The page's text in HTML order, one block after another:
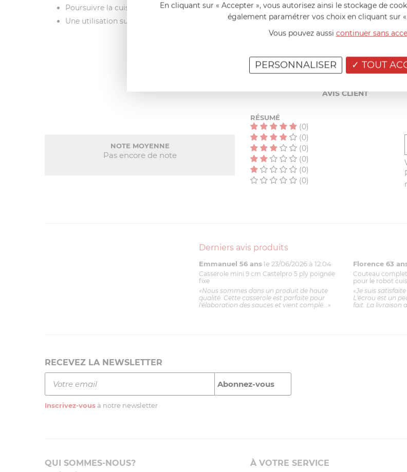
Poursuivre la cuisson au four
Une utilisation sur toutes sources de chaleur, y compris l’induction, et au four
AIDE AU CHOIX
AVIS CLIENT
NOTE MOYENNE
Pas encore de note
RÉSUMÉ
(0)
(0)
(0)
(0)
(0)
(0)
Derniers avis produits
Emmanuel 56 ans le 23/06/2026 à 12:04
Casserole mini 9 cm Castelpro 5 ply poignée
fixe
«Nous sommes dans un produit de haute
qualité. Cette casserole est parfaite pour
l'élaboration des sauces et vient complé...»
Florence 63
Couteau
pour le robot
«Je suis
L'écrou est un
fait. La livraison
RECEVEZ LA NEWSLETTER
Inscrivez-vous à notre newsletter
QUI SOMMES-NOUS? À VOTRE SERVICE
En cliquant sur « Accepter », vous autorisez ainsi le stockage de
également paramétrer vos choix en cliquant sur
Vous pouvez aussi continuer sans
TOUT
PERSONNALISER